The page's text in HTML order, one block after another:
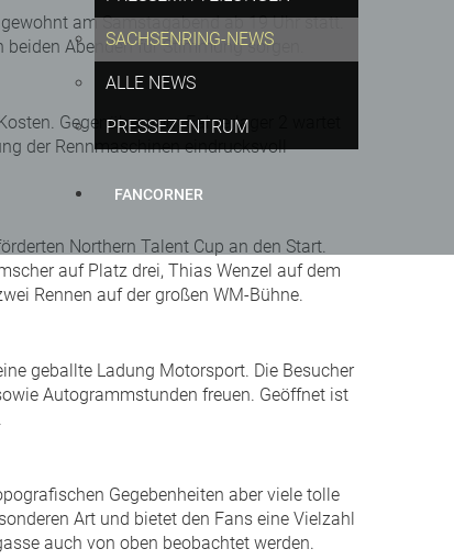
SACHSENRING-NEWS
ALLE NEWS
PRESSEZENTRUM
FANCORNER
am Samstagabend ab 19 Uhr statt.
Abenden für Stimmung sorgen.
Gegenüber vom Fahrerlager 2 wartet
der Rennmaschinen eindrucksvoll
Northern Talent Cup an den Start.
auf Platz drei, Thias Wenzel auf dem
Rennen auf der großen WM-Bühne.
geballte Ladung Motorsport. Die Besucher
Autogrammstunden freuen. Geöffnet ist
Gegebenheiten aber viele tolle
Art und bietet den Fans eine Vielzahl
auch von oben beobachtet werden.